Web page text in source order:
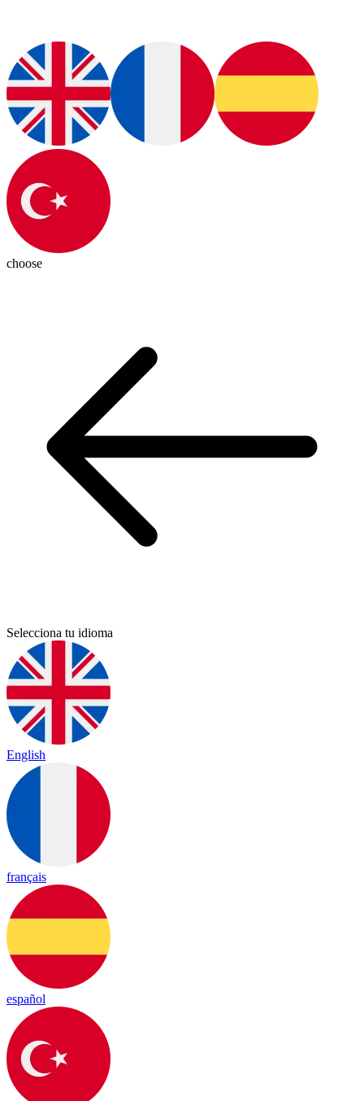
choose
Selecciona tu idioma
English
français
español